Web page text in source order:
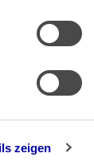
zeigen